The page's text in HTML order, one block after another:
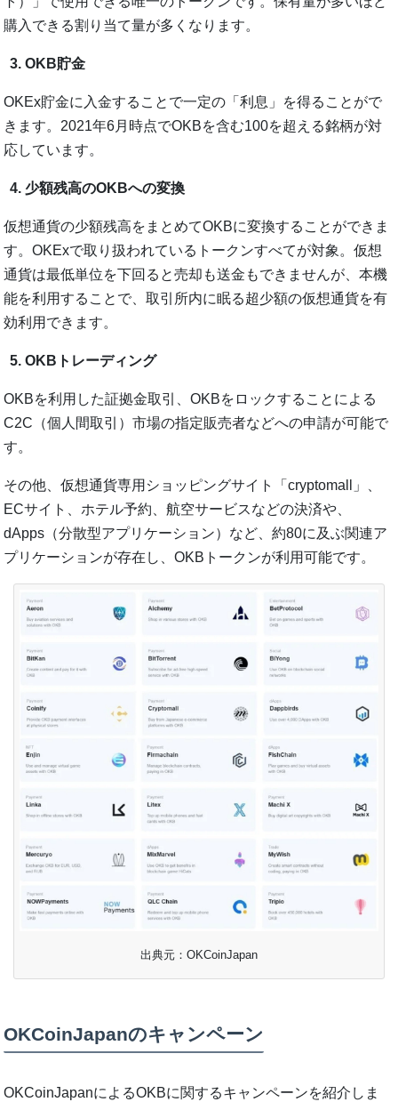
購入できる割り当て量が多くなります。
OKB貯金
OKEx貯金に入金することで一定の「利息」を得ることがで
きます。2021年6月時点でOKBを含む100を超える銘柄が対
応しています。
少額残高のOKBへの変換
仮想通貨の少額残高をまとめてOKBに変換することができま
す。OKExで取り扱われているトークンすべてが対象。仮想
通貨は最低単位を下回ると売却も送金もできませんが、本機
能を利用することで、取引所内に眠る超少額の仮想通貨を有
効利用できます。
OKBトレーディング
OKBを利用した証拠金取引、OKBをロックすることによる
C2C（個人間取引）市場の指定販売者などへの申請が可能で
す。
その他、仮想通貨専用ショッピングサイト「cryptomall」、
ECサイト、ホテル予約、航空サービスなどの決済や、
dApps（分散型アプリケーション）など、約80に及ぶ関連ア
プリケーションが存在し、OKBトークンが利用可能です。
出典元：OKCoinJapan
OKCoinJapanのキャンペーン
OKCoinJapanによるOKBに関するキャンペーンを紹介しま